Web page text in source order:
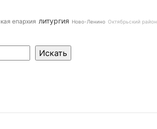
епархия литургия Ново-Ленино Октябрьский район